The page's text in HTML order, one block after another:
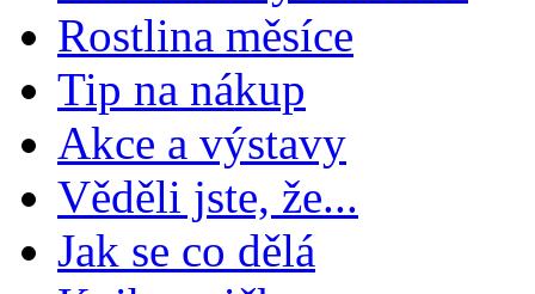
Rostlina měsíce
Tip na nákup
Akce a výstavy
Věděli jste, že...
Jak se co dělá